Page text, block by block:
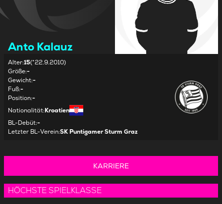
Anto Kalauz
Alter:15(*22.9.2010)
Größe:-
Gewicht:-
Fuß:-
Position:-
Nationalität:Kroatien
BL-Debüt:-
Letzter BL-Verein:SK Puntigamer Sturm Graz
KARRIERE
HÖCHSTE SPIELKLASSE